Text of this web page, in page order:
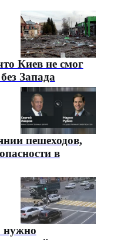
Киев не смог
Запада
пешеходов,
в
нужно